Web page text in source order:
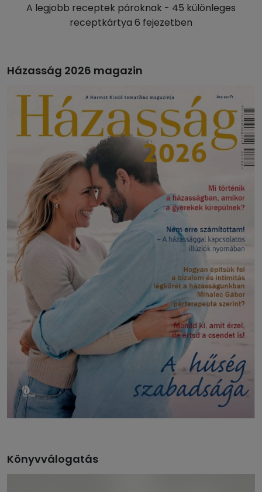
A legjobb receptek pároknak - 45 különleges
receptkártya 6 fejezetben
Házasság 2026 magazin
Könyvválogatás